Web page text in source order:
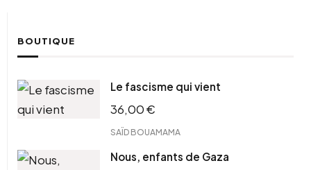
BOUTIQUE
Le fascisme qui vient
36,00€
SAÏD BOUAMAMA
Nous, enfants de Gaza